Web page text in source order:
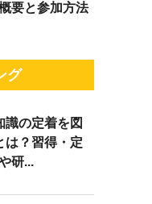
要と参加方法
グ
識の定着を図
は？習得・定
研...